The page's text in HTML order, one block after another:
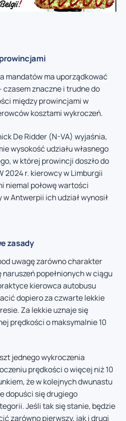
mandatów ma uporządkować
czasem znaczne i trudne do
między prowincjami w
kosztami wykroczeń.
De Ridder (N-VA) wyjaśnia,
wysokość udziału własnego
w której prowincji doszło do
2024 r. kierowcy w Limburgii
niemal połowę wartości
Antwerpii ich udział wynosił
zasady
uwagę zarówno charakter
popełnionych w ciągu
kierowca autobusu
dopiero za czwarte lekkie
Za lekkie uznaje się
prędkości o maksymalnie 10
jednego wykroczenia
prędkości o więcej niż 10
że w kolejnych dwunastu
dopuści się drugiego
Jeśli tak się stanie, będzie
zarówno pierwszy, jak i drugi